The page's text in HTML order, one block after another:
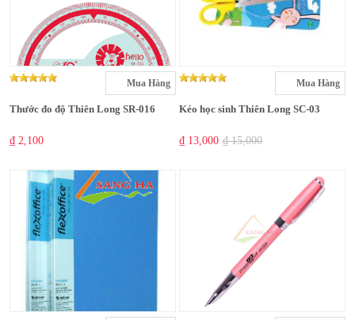
Mua Hàng
Thước đo độ Thiên Long SR-016
₫ 2,100
Mua Hàng
Kéo học sinh Thiên Long SC-03
₫ 13,000 ₫ 15,000